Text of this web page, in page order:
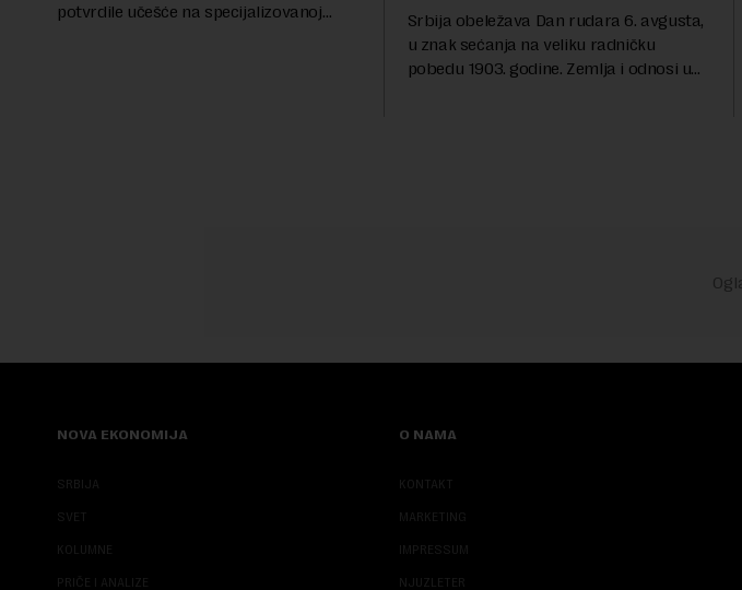
potvrdile učešće na specijalizovanoj
Srbija obeležava Dan rudara 6. avgusta,
u znak sećanja na veliku radničku
pobedu 1903. godine. Zemlja i odnosi u
NOVA EKONOMIJA
SRBIJA
SVET
KOLUMNE
PRIČE I ANALIZE
O NAMA
KONTAKT
MARKETING
IMPRESSUM
NJUZLETER